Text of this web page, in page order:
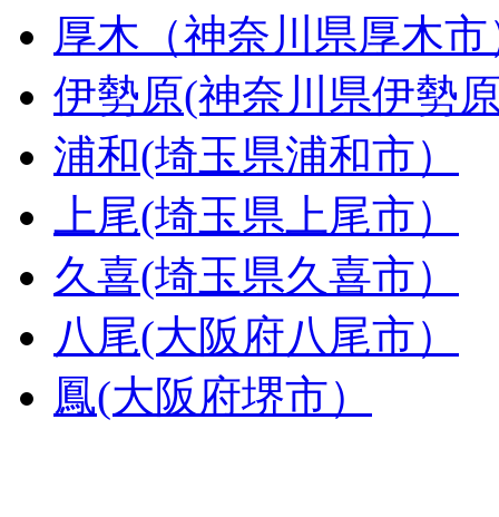
厚木（神奈川県厚木市
伊勢原(神奈川県伊勢
浦和(埼玉県浦和市）
上尾(埼玉県上尾市）
久喜(埼玉県久喜市）
八尾(大阪府八尾市）
鳳(大阪府堺市）